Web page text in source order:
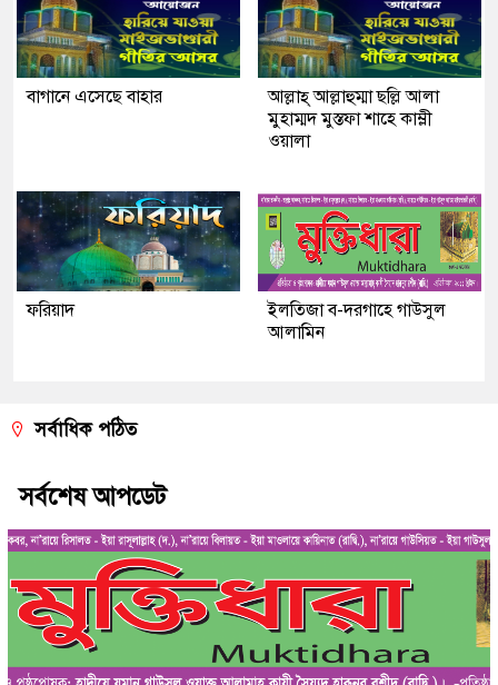
বাগানে এসেছে বাহার
আল্লাহ্ আল্লাহুম্মা ছল্লি আলা
মুহাম্মদ মুস্তফা শাহে কাম্লী
ওয়ালা
ফরিয়াদ
ইলতিজা ব-দরগাহে গাউসুল
আলামিন
সর্বাধিক পঠিত
সর্বশেষ আপডেট